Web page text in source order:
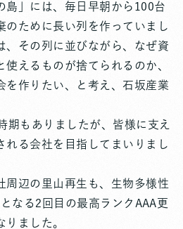
島」には、毎日早朝から100台
のために長い列を作っていまし
、その列に並びながら、なぜ資
えるものが捨てられるのか、
を作りたい、と考え、石坂産業
期もありましたが、皆様に支え
れる会社を目指してまいりまし
周辺の里山再生も、生物多様性
なる2回目の最高ランクAAA更
ました。